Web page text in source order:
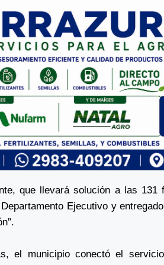
que llevará solución a las 131
Ejecutivo y
el municipio conectó el